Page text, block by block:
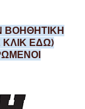
ΒΟΗΘΗΤΙΚΗ
ΚΛΙΚ ΕΔΩ)